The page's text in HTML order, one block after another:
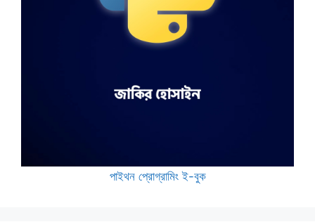
পাইথন প্রোগ্রামিং ই-বুক